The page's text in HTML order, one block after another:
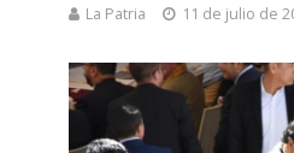
La Patria 11 de julio de